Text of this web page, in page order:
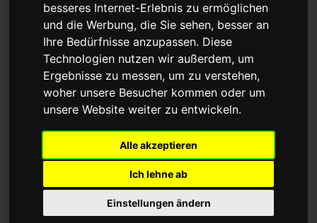
besseres Internet-Erlebnis zu ermöglichen
und die Werbung, die Sie sehen, besser an
Ihre Bedürfnisse anzupassen. Diese
Technologien nutzen wir außerdem, um
Ergebnisse zu messen, um zu verstehen,
woher unsere Besucher kommen oder um
unsere Website weiter zu entwickeln.
Alle akzeptieren
Ich lehne ab
Einstellungen ändern
Bibliografische Angaben für
IS2000
Seitentitel: IS2000
Autor(en): WikiPedalia-Bearbeiter
Herausgeber:WikiPedalia
10:03 UTC
Datum des Abrufs: 9. August 2026, 08:15 UTC
https://wikipedalia.com/index.php?
title=IS2000&oldid=12286
Versionskennung: 12286